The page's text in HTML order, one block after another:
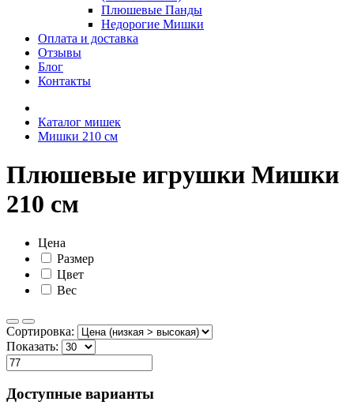
Плюшевые Панды
Недорогие Мишки
Оплата и доставка
Отзывы
Блог
Контакты
Каталог мишек
Мишки 210 см
Плюшевые игрушки Мишки
210 см
Цена
Размер
Цвет
Вес
Сортировка:
Показать:
Доступные варианты